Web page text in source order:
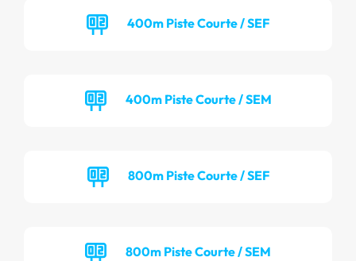
400m Piste Courte / SEF
400m Piste Courte / SEM
800m Piste Courte / SEF
800m Piste Courte / SEM